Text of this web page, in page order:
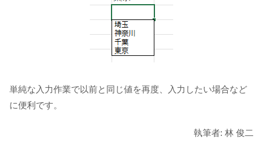
単純な入力作業で以前と同じ値を再度、入力したい場合など
に便利です。
執筆者: 林 俊二